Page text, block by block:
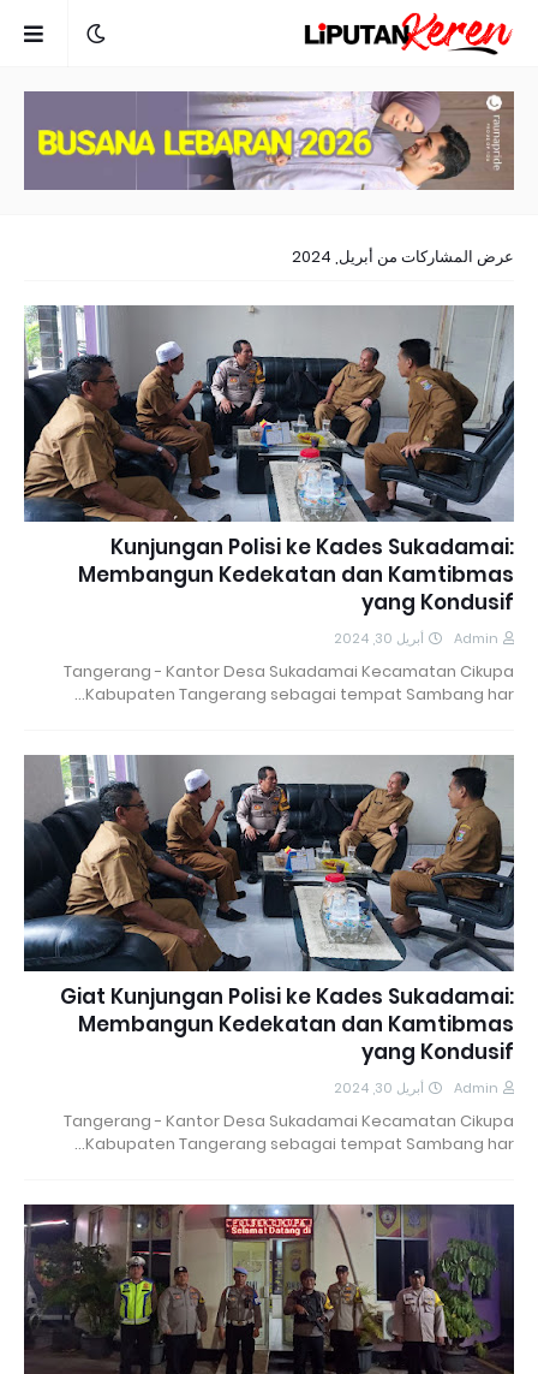
عرض المشاركات من أبريل, 2024
Kunjungan Polisi ke Kades Sukadamai:
Membangun Kedekatan dan Kamtibmas
yang Kondusif
Admin أبريل 30, 2024
Tangerang - Kantor Desa Sukadamai Kecamatan Cikupa
Kabupaten Tangerang sebagai tempat Sambang har…
Giat Kunjungan Polisi ke Kades Sukadamai:
Membangun Kedekatan dan Kamtibmas
yang Kondusif
Admin أبريل 30, 2024
Tangerang - Kantor Desa Sukadamai Kecamatan Cikupa
Kabupaten Tangerang sebagai tempat Sambang har…